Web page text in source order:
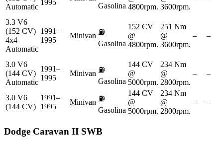
Automatic
1995
Gasolina 4800rpm. 3600rpm.
3.3 V6
(152 CV)
4x4
Automatic
1991–
1995
Minivan ⛽
Gasolina
152 CV
@
4800rpm.
251 Nm
@
3600rpm.
– –
3.0 V6
(144 CV)
Automatic
1991–
1995
Minivan ⛽
Gasolina
144 CV
@
5000rpm.
234 Nm
@
2800rpm.
– –
3.0 V6
(144 CV)
1991–
1995
Minivan ⛽
Gasolina
144 CV
@
5000rpm.
234 Nm
@
2800rpm.
– –
Dodge Caravan II SWB